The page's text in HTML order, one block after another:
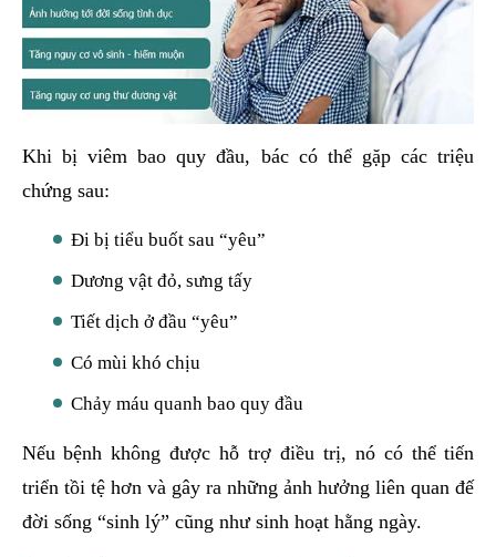
Khi bị viêm bao quy đầu, bác có thể gặp các triệu
chứng sau:
Đi bị tiểu buốt sau “yêu”
Dương vật đỏ, sưng tấy
Tiết dịch ở đầu “yêu”
Có mùi khó chịu
Chảy máu quanh bao quy đầu
Nếu bệnh không được hỗ trợ điều trị, nó có thể tiến
triển tồi tệ hơn và gây ra những ảnh hưởng liên quan đế
đời sống “sinh lý” cũng như sinh hoạt hằng ngày.